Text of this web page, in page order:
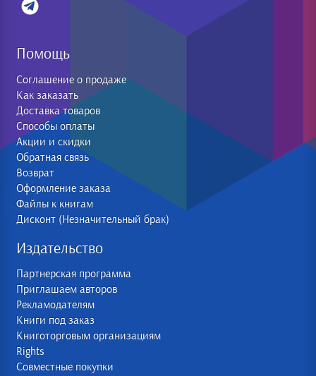
Помощь
Соглашение о продаже
Как заказать
Доставка товаров
Способы оплаты
Акции и скидки
Обратная связь
Возврат
Оформление заказа
Файлы к книгам
Дисконт (Незначительный брак)
Издательство
Партнерская программа
Приглашаем авторов
Рекламодателям
Книги под заказ
Книготорговым организациям
Rights
Совместные покупки